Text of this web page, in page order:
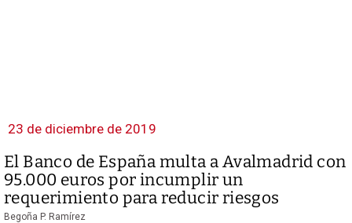
23 de diciembre de 2019
El Banco de España multa a Avalmadrid con
95.000 euros por incumplir un
requerimiento para reducir riesgos
Begoña P. Ramírez